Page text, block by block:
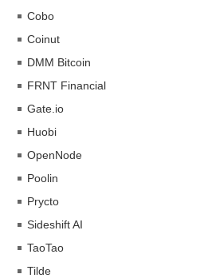
Cobo
Coinut
DMM Bitcoin
FRNT Financial
Gate.io
Huobi
OpenNode
Poolin
Prycto
Sideshift AI
TaoTao
Tilde